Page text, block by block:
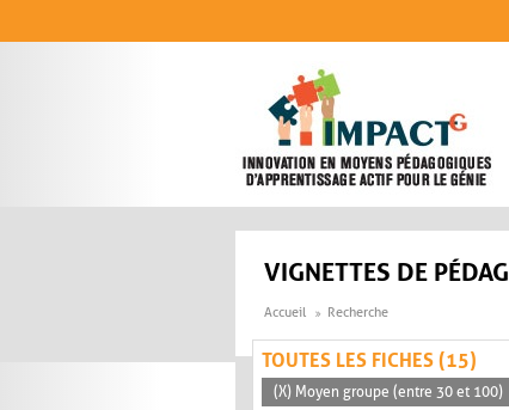
VIGNETTES DE
Accueil Recherche
TOUTES LES FICHES (15)
(X) Moyen groupe (entre 30 et 100)